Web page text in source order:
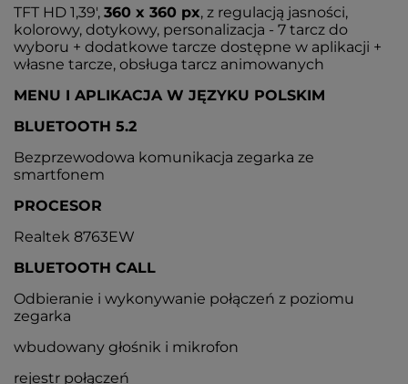
TFT HD 1,39', 360 x 360 px, z regulacją jasności,
kolorowy, dotykowy, personalizacja - 7 tarcz do
wyboru + dodatkowe tarcze dostępne w aplikacji +
własne tarcze, obsługa tarcz animowanych
MENU I APLIKACJA W JĘZYKU POLSKIM
BLUETOOTH 5.2
Bezprzewodowa komunikacja zegarka ze
smartfonem
PROCESOR
Realtek 8763EW
BLUETOOTH CALL
Odbieranie i wykonywanie połączeń z poziomu
zegarka
wbudowany głośnik i mikrofon
rejestr połączeń